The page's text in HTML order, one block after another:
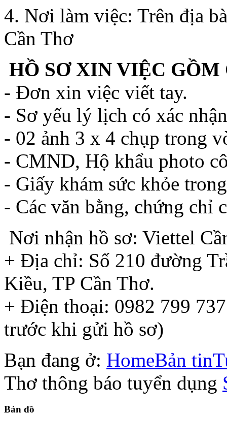
4. Nơi làm việc: Trên địa
Cần Thơ
HỒ SƠ XIN VIỆC GỒM
- Đơn xin việc viết tay.
- Sơ yếu lý lịch có xác
- 02 ảnh 3 x 4 chụp trong
- CMND, Hộ khẩu photo
- Giấy khám sức khỏe
- Các văn bằng, chứng chỉ
Nơi nhận hồ sơ: Viettel
+ Địa chỉ: Số 210 đường
Kiều, TP Cần Thơ.
+ Điện thoại: 0982 799
trước khi gửi hồ sơ)
Bạn đang ở: HomeBản tin
Thơ thông báo tuyển dụng
Bản đồ